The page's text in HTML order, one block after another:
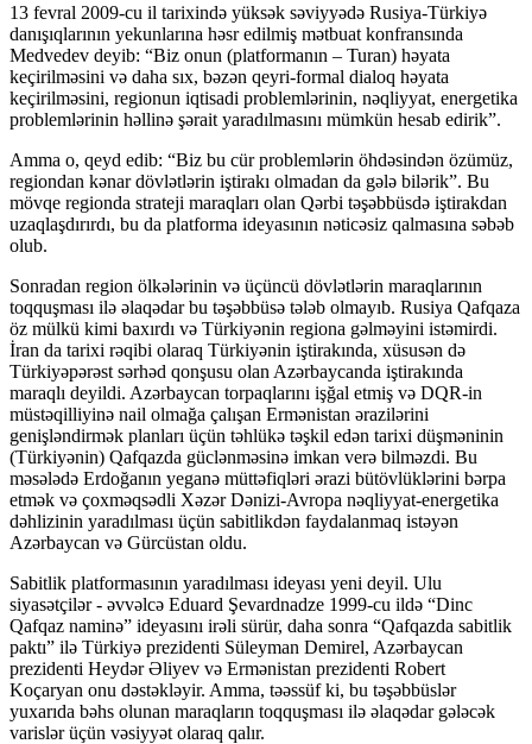
13 fevral 2009-cu il tarixində yüksək səviyyədə Rusiya-Türkiyə
danışıqlarının yekunlarına həsr edilmiş mətbuat konfransında
Medvedev deyib: “Biz onun (platformanın – Turan) həyata
keçirilməsini və daha sıx, bəzən qeyri-formal dialoq həyata
keçirilməsini, regionun iqtisadi problemlərinin, nəqliyyat, energetika
problemlərinin həllinə şərait yaradılmasını mümkün hesab edirik”.
Amma o, qeyd edib: “Biz bu cür problemlərin öhdəsindən özümüz,
regiondan kənar dövlətlərin iştirakı olmadan da gələ bilərik”. Bu
mövqe regionda strateji maraqları olan Qərbi təşəbbüsdə iştirakdan
uzaqlaşdırırdı, bu da platforma ideyasının nəticəsiz qalmasına səbəb
olub.
Sonradan region ölkələrinin və üçüncü dövlətlərin maraqlarının
toqquşması ilə əlaqədar bu təşəbbüsə tələb olmayıb. Rusiya Qafqaza
öz mülkü kimi baxırdı və Türkiyənin regiona gəlməyini istəmirdi.
İran da tarixi rəqibi olaraq Türkiyənin iştirakında, xüsusən də
Türkiyəpərəst sərhəd qonşusu olan Azərbaycanda iştirakında
maraqlı deyildi. Azərbaycan torpaqlarını işğal etmiş və DQR-in
müstəqilliyinə nail olmağa çalışan Ermənistan ərazilərini
genişləndirmək planları üçün təhlükə təşkil edən tarixi düşməninin
(Türkiyənin) Qafqazda güclənməsinə imkan verə bilməzdi. Bu
məsələdə Erdoğanın yeganə müttəfiqləri ərazi bütövlüklərini bərpa
etmək və çoxməqsədli Xəzər Dənizi-Avropa nəqliyyat-energetika
dəhlizinin yaradılması üçün sabitlikdən faydalanmaq istəyən
Azərbaycan və Gürcüstan oldu.
Sabitlik platformasının yaradılması ideyası yeni deyil. Ulu
siyasətçilər - əvvəlcə Eduard Şevardnadze 1999-cu ildə “Dinc
Qafqaz naminə” ideyasını irəli sürür, daha sonra “Qafqazda sabitlik
paktı” ilə Türkiyə prezidenti Süleyman Demirel, Azərbaycan
prezidenti Heydər Əliyev və Ermənistan prezidenti Robert
Koçaryan onu dəstəkləyir. Amma, təəssüf ki, bu təşəbbüslər
yuxarıda bəhs olunan maraqların toqquşması ilə əlaqədar gələcək
varislər üçün vəsiyyət olaraq qalır.